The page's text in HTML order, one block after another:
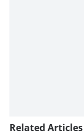
Related Articles